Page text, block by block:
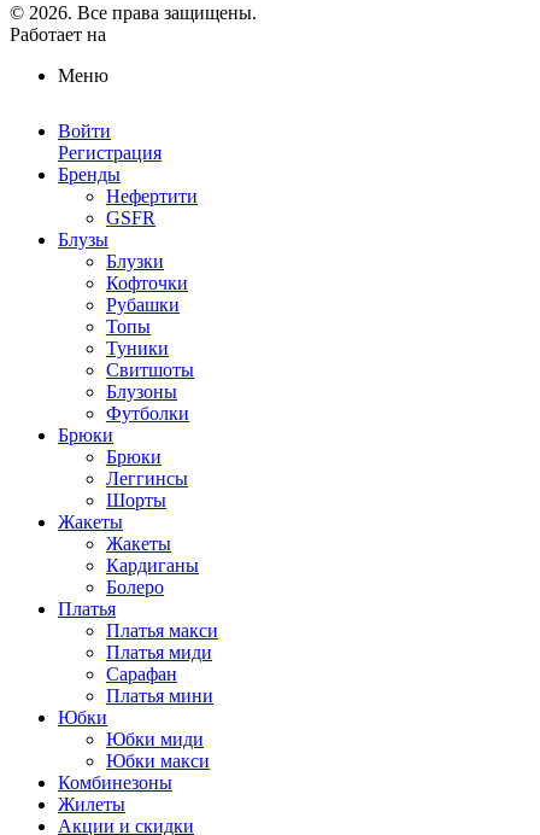
© 2026. Все права защищены.
Работает на
Меню
Войти
Регистрация
Бренды
Нефертити
GSFR
Блузы
Блузки
Кофточки
Рубашки
Топы
Туники
Свитшоты
Блузоны
Футболки
Брюки
Брюки
Леггинсы
Шорты
Жакеты
Жакеты
Кардиганы
Болеро
Платья
Платья макси
Платья миди
Сарафан
Платья мини
Юбки
Юбки миди
Юбки макси
Комбинезоны
Жилеты
Акции и скидки